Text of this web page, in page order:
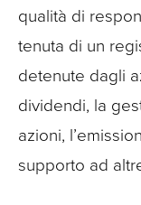
qualità di
tenuta di un
detenute dagli
dividendi, la
azioni,
supporto ad